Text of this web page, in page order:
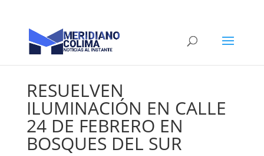
RESUELVEN
ILUMINACIÓN EN CALLE
24 DE FEBRERO EN
BOSQUES DEL SUR